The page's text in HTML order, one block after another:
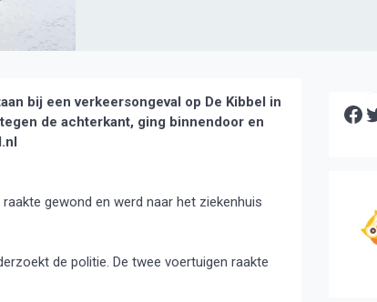
bij een verkeersongeval op De Kibbel in
de achterkant, ging binnendoor en
gewond en werd naar het ziekenhuis
de politie. De twee voertuigen raakte
Facebook